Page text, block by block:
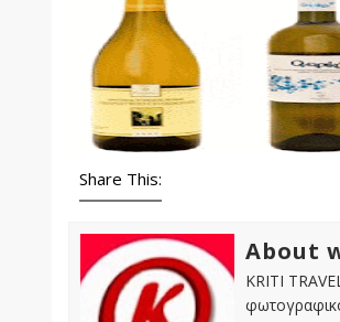
Share This:
About
KRITI